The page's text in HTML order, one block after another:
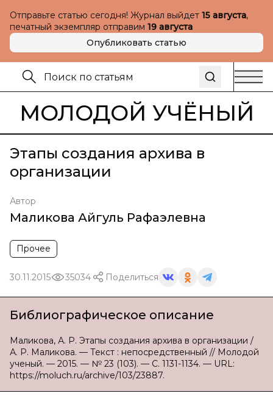
Отправьте статью сегодня! Журнал выйдет 15 августа,
печатный экземпляр отправим 19 августа
Опубликовать статью
МОЛОДОЙ УЧЁНЫЙ
Этапы создания архива в
организации
Автор
Маликова Айгуль Рафаэлевна
Прочее
30.11.2015 35034 Поделиться
Библиографическое описание
Маликова, А. Р. Этапы создания архива в организации /
А. Р. Маликова. — Текст : непосредственный // Молодой
ученый. — 2015. — № 23 (103). — С. 1131-1134. — URL:
https://moluch.ru/archive/103/23887.